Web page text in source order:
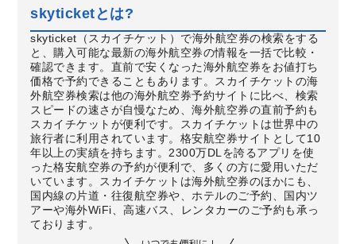
skyticketとは?
skyticket（スカイチケット）で海外航空券の検索をする
と、購入可能な最新の海外航空券の情報を一括で比較・
確認できます。直前で安くなった海外航空券をお値打ち
価格で予約できることもあります。スカイチケットの海
外航空券検索は他の海外航空券予約サイトに比べ、検索
スピードの速さが自慢なため、海外航空券の直前予約も
スカイチケットが便利です。スカイチケットは世界中の
旅行者に利用されています。格安航空券サイトとして10
年以上の実績を持ちます。2300万DLを誇るアプリを使
った格安航空券の予約が便利で、多くの方に愛用いただ
いています。スカイチケットは海外航空券のほかにも、
国内線の片道・往復航空券や、ホテルのご予約、国内ツ
アーや海外WiFi、高速バス、レンタカーのご予約も承っ
ております。